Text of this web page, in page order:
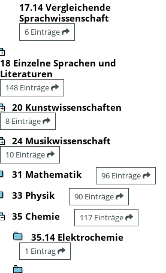
17.14 Vergleichende
Sprachwissenschaft
6 Einträge
18 Einzelne Sprachen und
Literaturen
148 Einträge
20 Kunstwissenschaften
8 Einträge
24 Musikwissenschaft
10 Einträge
31 Mathematik 96 Einträge
33 Physik 90 Einträge
35 Chemie 117 Einträge
35.14 Elektrochemie
1 Eintrag